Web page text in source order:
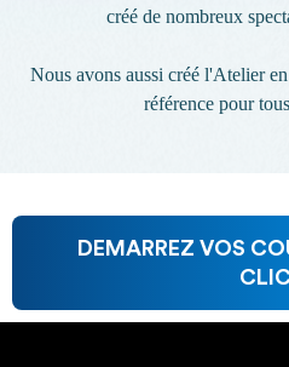
créé de nombreux
Nous avons aussi créé l'Atelier
référence pour
DEMARREZ VOS